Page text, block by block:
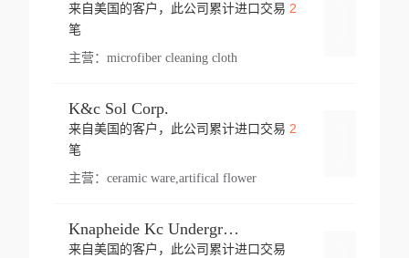
来自美国的客户，此公司累计进口交易 2
笔
主营： microfiber cleaning cloth
K&c Sol Corp.
来自美国的客户，此公司累计进口交易 2
笔
主营： ceramic ware,artifical flower
Knapheide Kc Underground
来自美国的客户，此公司累计进口交易